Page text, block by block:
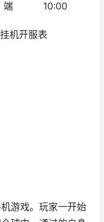
端
10:00
机开服表
游戏。玩家一开始